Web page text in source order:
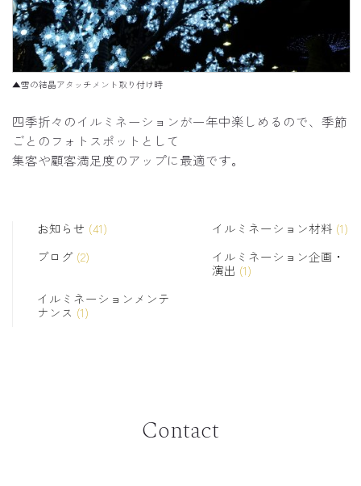
お知らせ (41) イルミネーション材料 (1)
ブログ (2)
イルミネーション企画・
演出 (1)
イルミネーションメンテ
ナンス (1)
▲雪の結晶アタッチメント取り付け時
四季折々のイルミネーションが一年中楽しめるので、季節
ごとのフォトスポットとして
集客や顧客満足度のアップに最適です。
Contact